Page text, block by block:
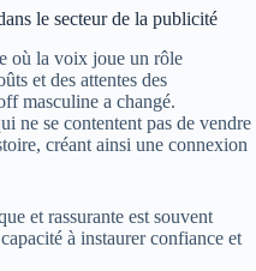
le secteur de la publicité
où la voix joue un rôle
et des attentes des
masculine a changé.
ne se contentent pas de vendre
créant ainsi une connexion
et rassurante est souvent
à instaurer confiance et